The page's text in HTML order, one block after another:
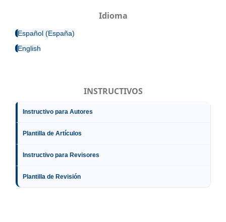
Idioma
Español (España)
English
INSTRUCTIVOS
Instructivo para Autores
Plantilla de Artículos
Instructivo para Revisores
Plantilla de Revisión